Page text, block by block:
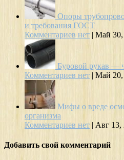
Опоры
и требования ГОСТ
Комментариев нет | Май 30,
Буровой рукав —
Комментариев нет | Май 20,
Мифы о вреде
организма
Комментариев нет | Авг 13,
Добавить свой комментарий